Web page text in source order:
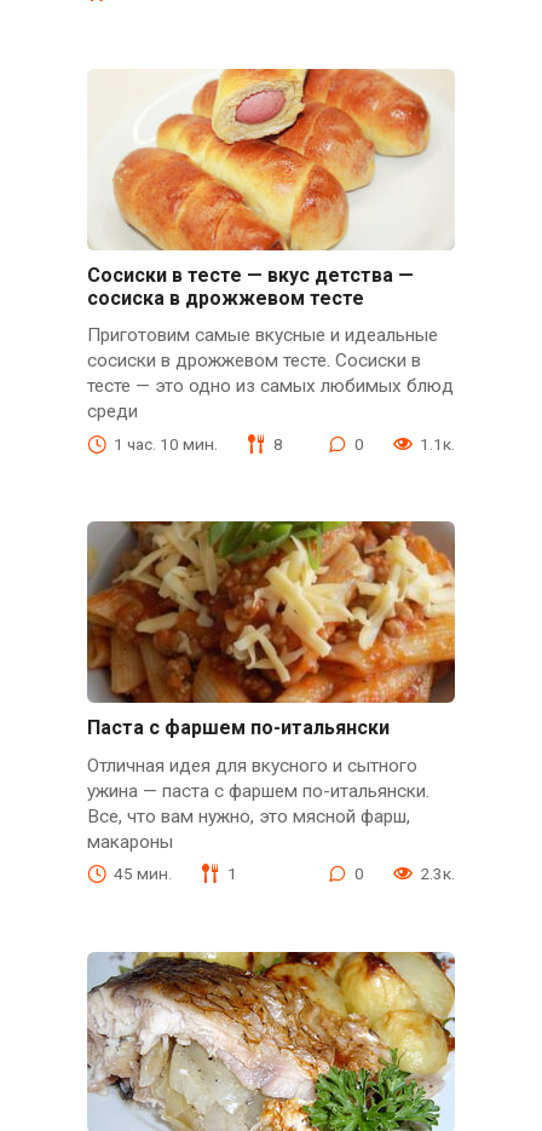
Сосиски в тесте — вкус детства —
сосиска в дрожжевом тесте
Приготовим самые вкусные и идеальные
сосиски в дрожжевом тесте. Сосиски в
тесте — это одно из самых любимых блюд
среди
1 час. 10 мин. 8 0 1.1к.
Паста с фаршем по-итальянски
Отличная идея для вкусного и сытного
ужина — паста с фаршем по-итальянски.
Все, что вам нужно, это мясной фарш,
макароны
45 мин. 1 0 2.3к.